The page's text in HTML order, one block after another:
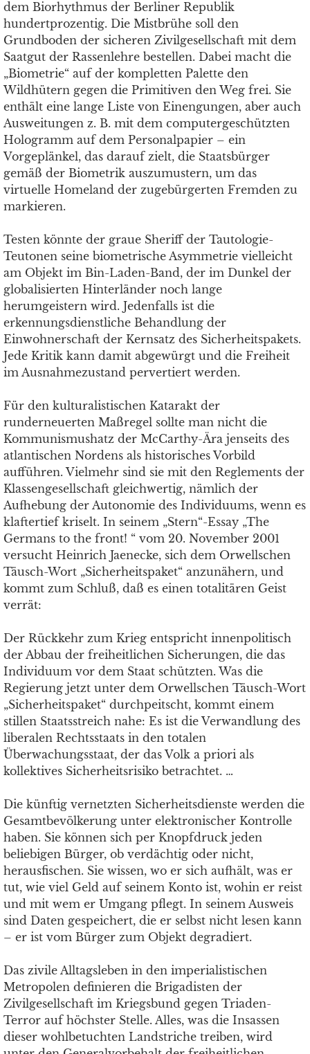
dem Biorhythmus der Berliner Republik
hundertprozentig. Die Mistbrühe soll den
Grundboden der sicheren Zivilgesellschaft mit dem
Saatgut der Rassenlehre bestellen. Dabei macht die
„Biometrie“ auf der kompletten Palette den
Wildhütern gegen die Primitiven den Weg frei. Sie
enthält eine lange Liste von Einengungen, aber auch
Ausweitungen z. B. mit dem computergeschützten
Hologramm auf dem Personalpapier – ein
Vorgeplänkel, das darauf zielt, die Staatsbürger
gemäß der Biometrik auszumustern, um das
virtuelle Homeland der zugebürgerten Fremden zu
markieren.
Testen könnte der graue Sheriff der Tautologie-
Teutonen seine biometrische Asymmetrie vielleicht
am Objekt im Bin-Laden-Band, der im Dunkel der
globalisierten Hinterländer noch lange
herumgeistern wird. Jedenfalls ist die
erkennungsdienstliche Behandlung der
Einwohnerschaft der Kernsatz des Sicherheitspakets.
Jede Kritik kann damit abgewürgt und die Freiheit
im Ausnahmezustand pervertiert werden.
Für den kulturalistischen Katarakt der
runderneuerten Maßregel sollte man nicht die
Kommunismushatz der McCarthy-Ära jenseits des
atlantischen Nordens als historisches Vorbild
aufführen. Vielmehr sind sie mit den Reglements der
Klassengesellschaft gleichwertig, nämlich der
Aufhebung der Autonomie des Individuums, wenn es
klaftertief kriselt. In seinem „Stern“-Essay „The
Germans to the front! “ vom 20. November 2001
versucht Heinrich Jaenecke, sich dem Orwellschen
Täusch-Wort „Sicherheitspaket“ anzunähern, und
kommt zum Schluß, daß es einen totalitären Geist
verrät:
Der Rückkehr zum Krieg entspricht innenpolitisch
der Abbau der freiheitlichen Sicherungen, die das
Individuum vor dem Staat schützten. Was die
Regierung jetzt unter dem Orwellschen Täusch-Wort
„Sicherheitspaket“ durchpeitscht, kommt einem
stillen Staatsstreich nahe: Es ist die Verwandlung des
liberalen Rechtsstaats in den totalen
Überwachungsstaat, der das Volk a priori als
kollektives Sicherheitsrisiko betrachtet. …
Die künftig vernetzten Sicherheitsdienste werden die
Gesamtbevölkerung unter elektronischer Kontrolle
haben. Sie können sich per Knopfdruck jeden
beliebigen Bürger, ob verdächtig oder nicht,
herausfischen. Sie wissen, wo er sich aufhält, was er
tut, wie viel Geld auf seinem Konto ist, wohin er reist
und mit wem er Umgang pflegt. In seinem Ausweis
sind Daten gespeichert, die er selbst nicht lesen kann
– er ist vom Bürger zum Objekt degradiert.
Das zivile Alltagsleben in den imperialistischen
Metropolen definieren die Brigadisten der
Zivilgesellschaft im Kriegsbund gegen Triaden-
Terror auf höchster Stelle. Alles, was die Insassen
dieser wohlbetuchten Landstriche treiben, wird